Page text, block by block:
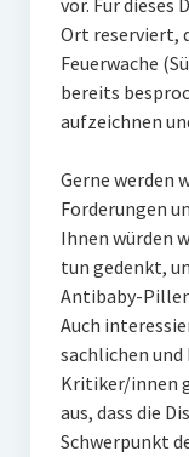
vor. Für dieses
Ort reserviert,
Feuerwache
bereits
aufzeichnen
Gerne werden
Forderungen
Ihnen würden
tun gedenkt,
Antibaby-
Auch
sachlichen
Kritiker/innen
aus, dass die
Schwerpunkt